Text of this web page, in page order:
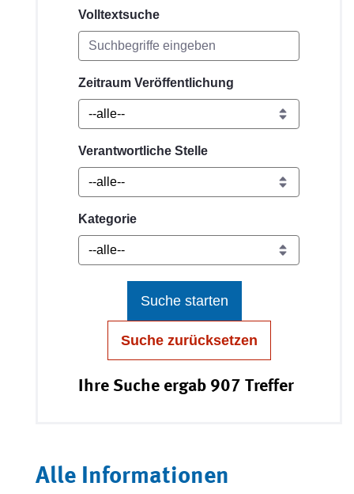
Volltextsuche
Zeitraum Veröffentlichung
Verantwortliche Stelle
Kategorie
Suche starten
Suche zurücksetzen
Ihre Suche ergab 907 Treffer
Alle Informationen